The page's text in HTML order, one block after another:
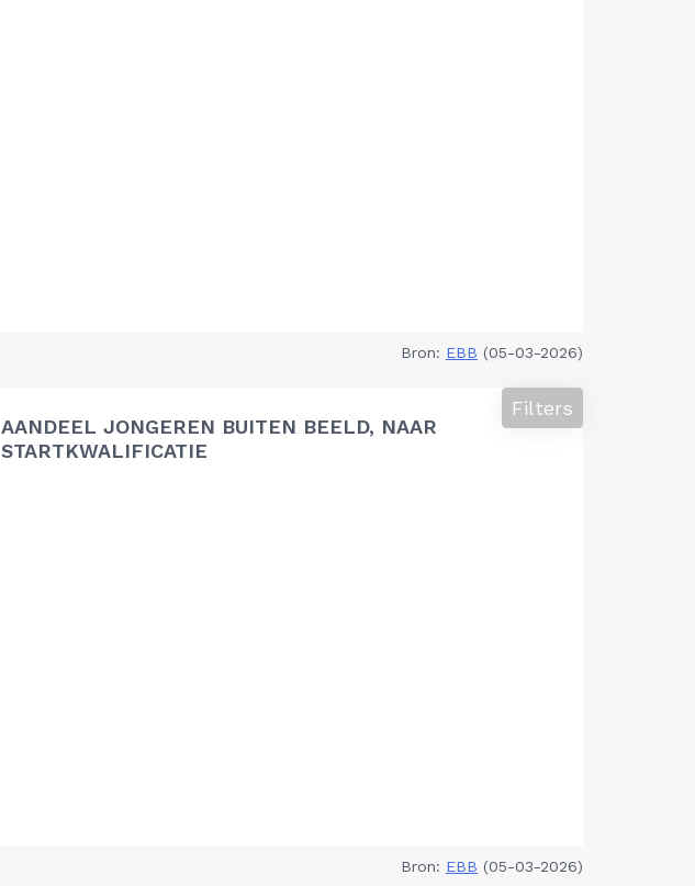
Bron: EBB (05-03-2026)
AANDEEL JONGEREN BUITEN BEELD, NAAR
STARTKWALIFICATIE
Filters
Bron: EBB (05-03-2026)